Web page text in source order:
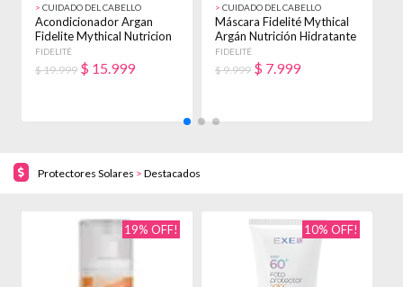
> CUIDADO DEL CABELLO
Acondicionador Argan
Fidelite Mythical Nutricion
X 900ml
FIDELITÉ
$ 19.999 $ 15.999
> CUIDADO DEL CABELLO
Máscara Fidelité Mythical
Argán Nutrición Hidratante
X 250g
FIDELITÉ
$ 9.999 $ 7.999
Protectores Solares > Destacados
19% OFF! 10% OFF!